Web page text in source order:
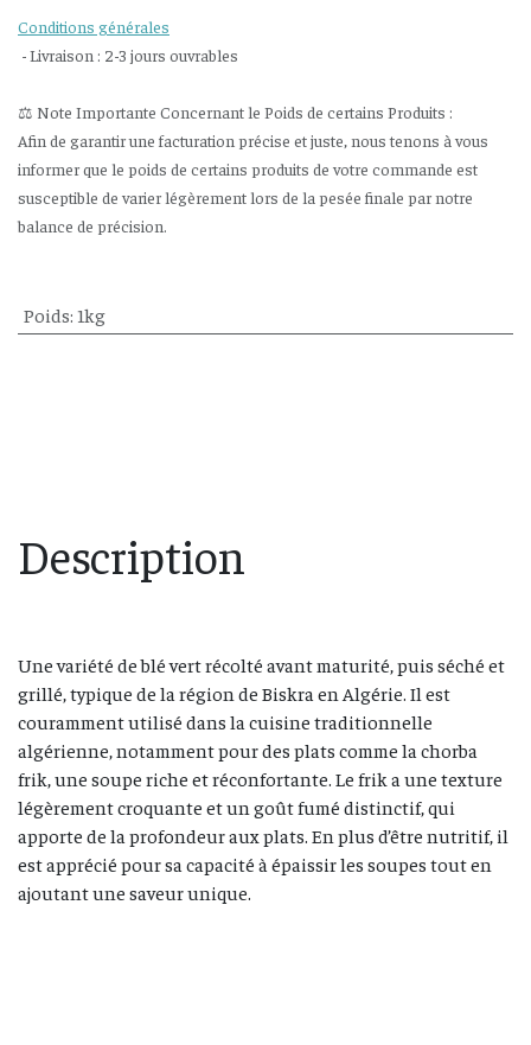
Conditions générales
- Livraison : 2-3 jours ouvrables
⚖️ Note Importante Concernant le Poids de certains Produits :
Afin de garantir une facturation précise et juste, nous tenons à vous
informer que le poids de certains produits de votre commande est
susceptible de varier légèrement lors de la pesée finale par notre
balance de précision.
Poids: 1kg
Description
Une variété de blé vert récolté avant maturité, puis séché et
grillé, typique de la région de Biskra en Algérie. Il est
couramment utilisé dans la cuisine traditionnelle
algérienne, notamment pour des plats comme la chorba
frik, une soupe riche et réconfortante. Le frik a une texture
légèrement croquante et un goût fumé distinctif, qui
apporte de la profondeur aux plats. En plus d’être nutritif, il
est apprécié pour sa capacité à épaissir les soupes tout en
ajoutant une saveur unique.